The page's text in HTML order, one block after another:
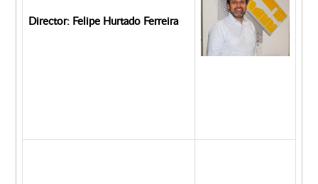
Director: Felipe Hurtado Ferreira